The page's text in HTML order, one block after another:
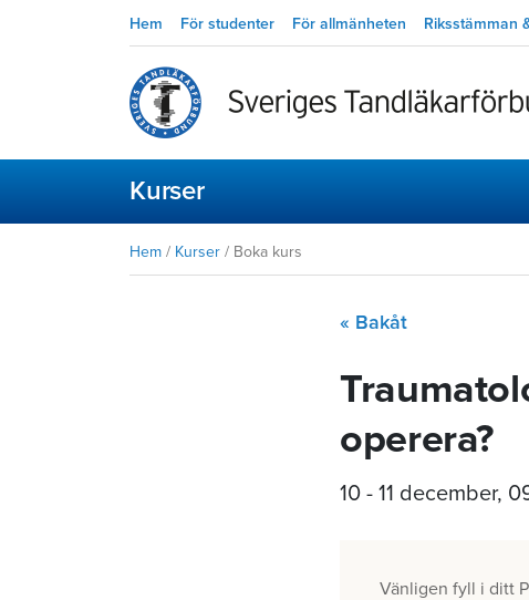
Hem För studenter För allmänheten Riksstämman
Kurser
Hem / Kurser / Boka kurs
« Bakåt
operera?
10 - 11 december,
Vänligen fyll i ditt